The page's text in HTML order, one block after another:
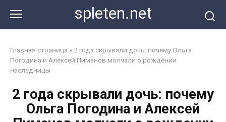
контенту
spleten.net
Главная страница » 2 года скрывали дочь: почему Ольга
Погодина и Алексей Пиманов молчали о рождении
наследницы
2 года скрывали дочь: почему
Ольга Погодина и Алексей